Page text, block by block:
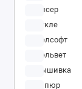
Бисер
Букле
Велсофт
Вельвет
Вышивка
Гипюр